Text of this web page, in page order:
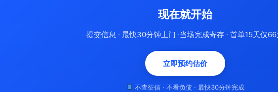
现在就开始
提交信息 · 最快30分钟上门 ·当场完成寄存 · 首单15天仅
立即预约估价
不查征信 · 不看负债 · 最快30分钟完成